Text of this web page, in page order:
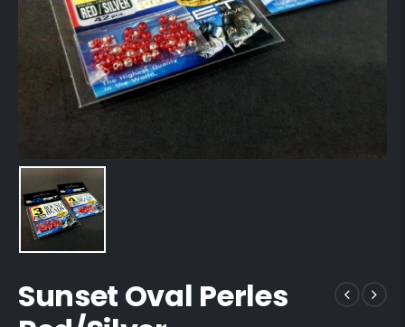
Sunset Oval Perles